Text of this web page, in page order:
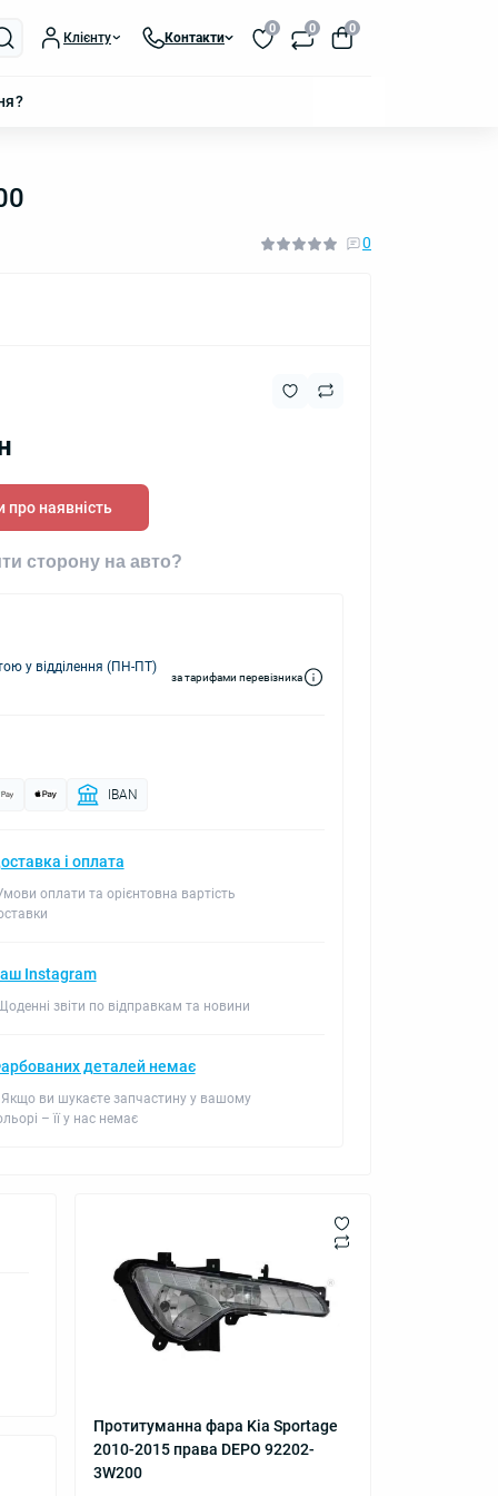
Клієнту Контакти
0 0 0
0
про наявність
сторону на авто?
у відділення (ПН-ПТ)
за тарифами перевізника
IBAN
і оплата
оплати та орієнтовна вартість
Instagram
звіти по відправкам та новини
деталей немає
ви шукаєте запчастину у вашому
– її у нас немає
Протитуманна фара Kia Sportage
2010-2015 права DEPO 92202-
3W200